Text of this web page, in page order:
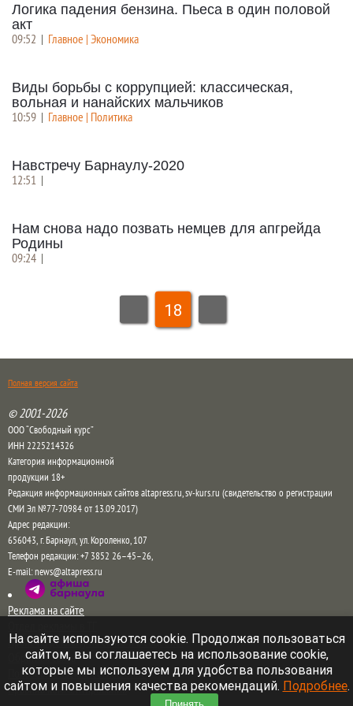
Логика падения бензина. Пьеса в один половой
акт
09:52 | Главное | Экономика
Виды борьбы с коррупцией: классическая,
вольная и нанайских мальчиков
10:59 | Главное | Политика
Навстречу Барнаулу-2020
12:51 |
Нам снова надо позвать немцев для апгрейда
Родины
09:24 |
18
Полная версия сайта
© 2001-2026
ООО “Свободный курс”
ИНН 2225214326
Категория информационной
продукции 18+
Редакция информационных сайтов altapress.ru, sv-kurs.ru (свидетельство о регистрации
СМИ Эл №77-70984 от 13.09.2017)
Адрес редакции:
656043,г. Барнаул,ул. Короленко, 107
Телефон редакции:+7 3852 26–45–26,
E-mail:news@altapress.ru
Реклама на сайте
Прайс на рекламу на сайте и в соцсетях
Обратная связь
Пользовательское соглашение
Правила комментирования
На сайте используются cookie. Продолжая пользоваться
сайтом, вы соглашаетесь на использование cookie,
которые мы используем для удобства пользования
сайтом и повышения качества рекомендаций. Подробнее.